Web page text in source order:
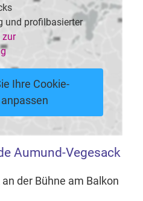
und profilbasierter
zur
Ihre Cookie-
Aumund-Vegesack
der Bühne am Balkon